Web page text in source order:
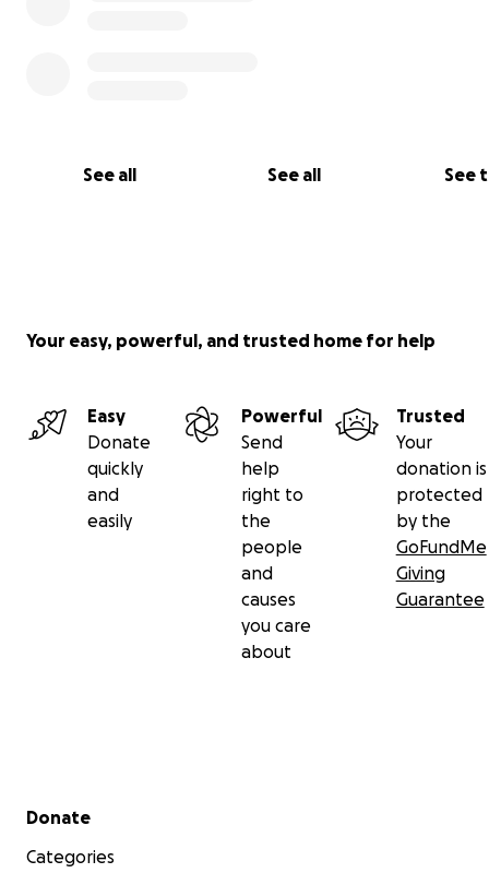
See all See all See
Your easy, powerful, and trusted home for help
Easy
Donate
quickly
and
easily
Powerful
Send
help
right to
the
people
and
causes
you care
about
Trusted
Your
donation is
protected
by the
GoFundMe
Giving
Guarantee
Secondary menu
Donate
Categories